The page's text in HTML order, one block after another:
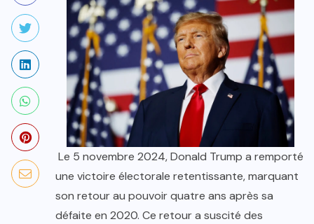
Le 5 novembre 2024, Donald Trump a remporté
une victoire électorale retentissante, marquant
son retour au pouvoir quatre ans après sa
défaite en 2020. Ce retour a suscité des